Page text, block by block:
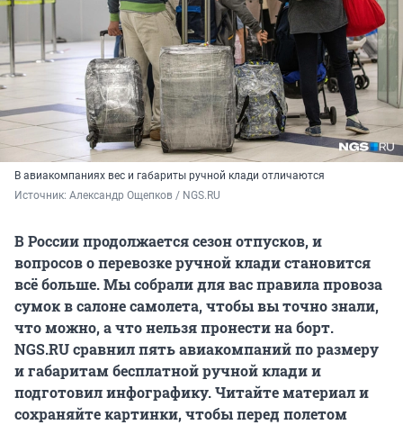
В авиакомпаниях вес и габариты ручной клади отличаются
Источник: Александр Ощепков / NGS.RU
В России продолжается сезон отпусков, и
вопросов о перевозке ручной клади становится
всё больше. Мы собрали для вас правила провоза
сумок в салоне самолета, чтобы вы точно знали,
что можно, а что нельзя пронести на борт.
NGS.RU сравнил пять авиакомпаний по размеру
и габаритам бесплатной ручной клади и
подготовил инфографику. Читайте материал и
сохраняйте картинки, чтобы перед полетом